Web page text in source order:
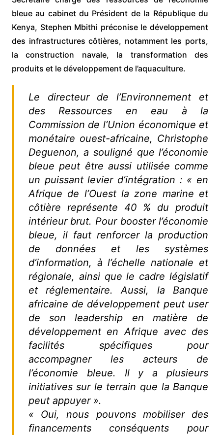
bleue au cabinet du Président de la République du
Kenya, Stephen Mbithi préconise le développement
des infrastructures côtières, notamment les ports,
la construction navale, la transformation des
produits et le développement de l’aquaculture.
Le directeur de l’Environnement et
des Ressources en eau à la
Commission de l’Union économique et
monétaire ouest-africaine, Christophe
Deguenon, a souligné que l’économie
bleue peut être aussi utilisée comme
un puissant levier d’intégration : « en
Afrique de l’Ouest la zone marine et
côtière représente 40 % du produit
intérieur brut. Pour booster l’économie
bleue, il faut renforcer la production
de données et les systèmes
d’information, à l’échelle nationale et
régionale, ainsi que le cadre législatif
et réglementaire. Aussi, la Banque
africaine de développement peut user
de son leadership en matière de
développement en Afrique avec des
facilités spécifiques pour
accompagner les acteurs de
l’économie bleue. Il y a plusieurs
initiatives sur le terrain que la Banque
peut appuyer ».
« Oui, nous pouvons mobiliser des
financements conséquents pour